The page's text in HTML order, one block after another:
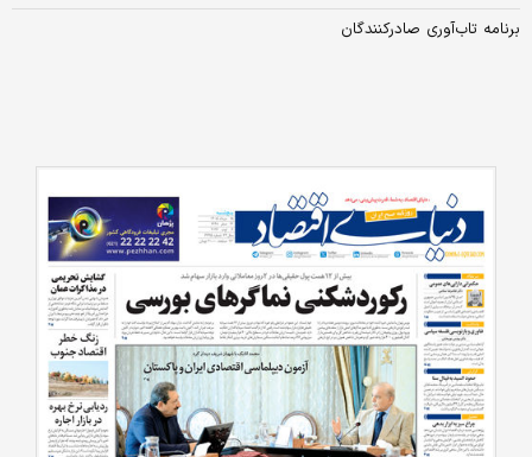
برنامه تاب‌آوری صادرکنندگان